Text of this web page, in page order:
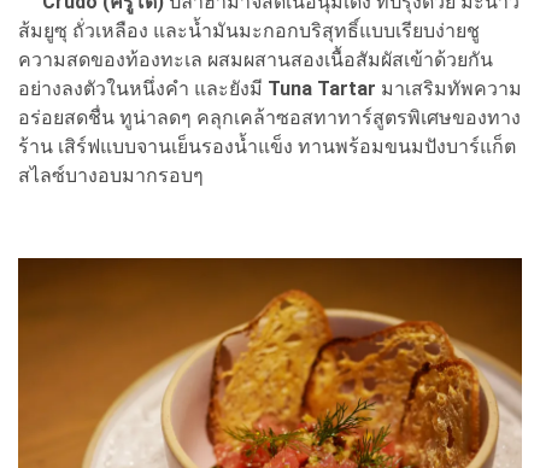
ส้มยูซุ ถั่วเหลือง และน้ำมันมะกอกบริสุทธิ์แบบเรียบง่ายชู
ความสดของท้องทะเล ผสมผสานสองเนื้อสัมผัสเข้าด้วยกัน
อย่างลงตัวในหนึ่งคำ และยังมี Tuna Tartar มาเสริมทัพความ
อร่อยสดชื่น ทูน่าลดๆ คลุกเคล้าซอสทาทาร์สูตรพิเศษของทาง
ร้าน เสิร์ฟแบบจานเย็นรองน้ำแข็ง ทานพร้อมขนมปังบาร์แก็ต
สไลซ์บางอบมากรอบๆ